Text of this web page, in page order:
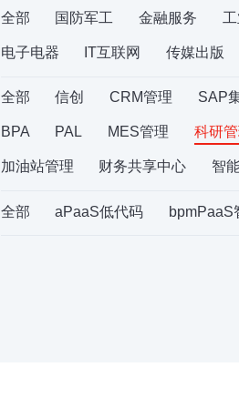
全部 国防军工 金融服务
电子电器 IT互联网 传媒出版
全部 信创 CRM管理 SAP
BPA PAL MES管理 科研
加油站管理 财务共享中心 智
全部 aPaaS低代码 bpmPaaS